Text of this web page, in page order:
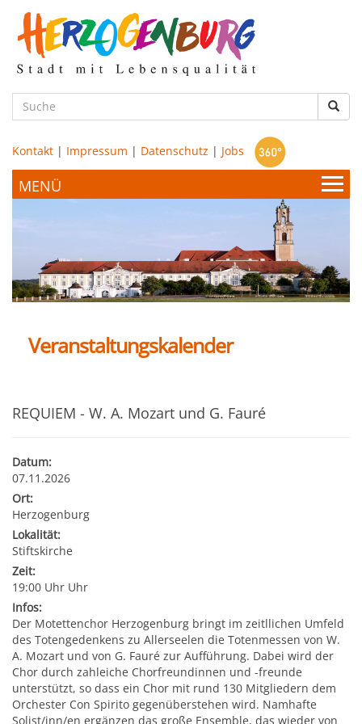
zum
Hauptinhalt
Kontakt | Impressum | Datenschutz | Jobs
Stadtamt
Politik
Amtstafel
Stadtnachrichten
Fotogalerien
Formulare
Förderungen
Gebühren (Verordnungen)
Leben & Wohnen
Gesundheit
Jugend
Institutionen & Vereine
Freizeitmöglichkeiten
Bauen & Wohnen
Abfall & Umwelt
Veranstaltungskalender
Heurigenkalender
Sehenswertes
Gastronomie
Beherbergung
Kunst
Standortinformationen
Strategische Lage
Verkehr
Ausbildung und F&E
Wirtschaftsstruktur
Veranstaltungskalender
REQUIEM - W. A. Mozart und G. Fauré
Datum:
07.11.2026
Ort:
Herzogenburg
Lokalität:
Stiftskirche
Zeit:
19:00 Uhr Uhr
Infos:
Der Motettenchor Herzogenburg bringt im zeitllichen Umfeld
des Totengedenkens zu Allerseelen die Totenmessen von W.
A. Mozart und von G. Fauré zur Aufführung. Dabei wird der
Chor durch zahleiche Chorfreundinnen und -freunde
unterstützt, so dass ein Chor mit rund 130 Mitgliedern dem
Orchester Con Spirito gegenüberstehen wird. Namhafte
Solist/inn/en ergänzen das große Ensemble, das wieder von